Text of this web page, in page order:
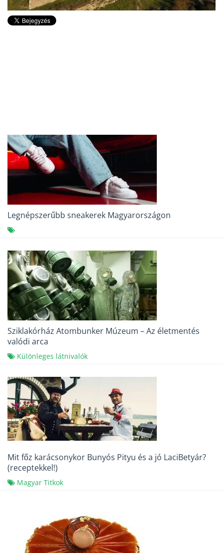
Legnépszerűbb sneakerek Magyarországon
Sziklakórház Atombunker Múzeum – Az életmentés
valódi arca
Különleges látnivalók
Mit főz karácsonykor Bunyós Pityu és a jó LaciBetyár?
(receptekkel!)
Magyar Titkok